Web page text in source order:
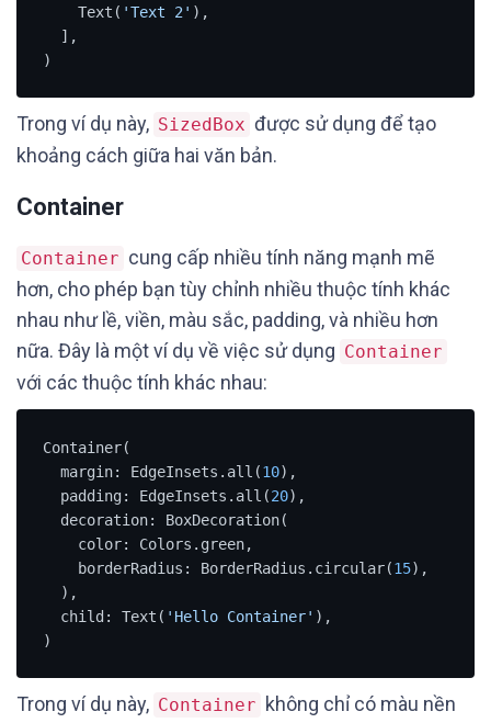
    Text(
'Text 2' ),
)
Trong ví dụ này, SizedBox được sử dụng để tạo
khoảng cách giữa hai văn bản.
Container
Container cung cấp nhiều tính năng mạnh mẽ
hơn, cho phép bạn tùy chỉnh nhiều thuộc tính khác
nhau như lề, viền, màu sắc, padding, và nhiều hơn
nữa. Đây là một ví dụ về việc sử dụng Container
với các thuộc tính khác nhau:
Container(
  margin: EdgeInsets.all(
10),
  padding: EdgeInsets.all(
20),
    borderRadius: BorderRadius.circular(
15),
  child: Text(
'Hello Container' ),
)
Trong ví dụ này, Container không chỉ có màu nền